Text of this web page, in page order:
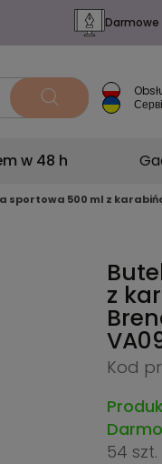
w 48 h
sportowa 500 ml z
z
Kod
54 szt.